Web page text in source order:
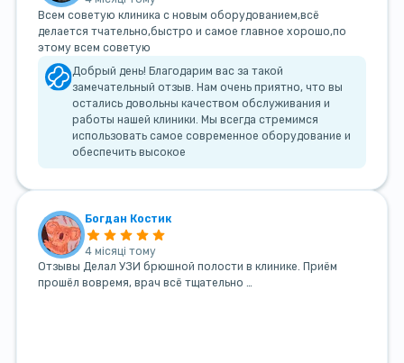
Всем советую клиника с новым оборудованием,всё
делается тчательно,быстро и самое главное хорошо,по
этому всем советую
Добрый день! Благодарим вас за такой
замечательный отзыв. Нам очень приятно, что вы
остались довольны качеством обслуживания и
работы нашей клиники. Мы всегда стремимся
использовать самое современное оборудование и
обеспечить высокое
Богдан Костик
4 місяці тому
Отзывы Делал УЗИ брюшной полости в клинике. Приём
прошёл вовремя, врач всё тщательно …